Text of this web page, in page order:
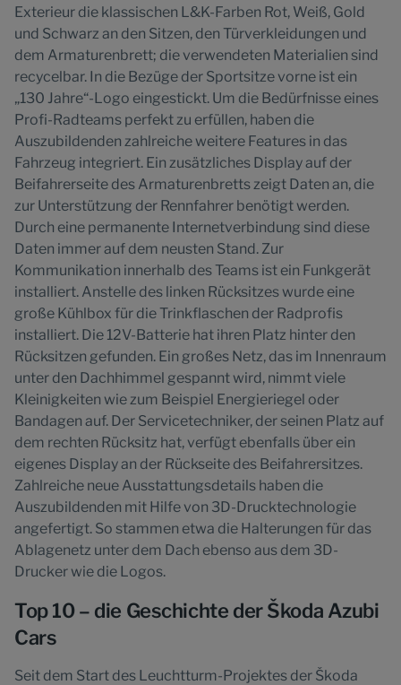
Exterieur die klassischen L&K-Farben Rot, Weiß, Gold
und Schwarz an den Sitzen, den Türverkleidungen und
dem Armaturenbrett; die verwendeten Materialien sind
recycelbar. In die Bezüge der Sportsitze vorne ist ein
„130 Jahre“-Logo eingestickt. Um die Bedürfnisse eines
Profi-Radteams perfekt zu erfüllen, haben die
Auszubildenden zahlreiche weitere Features in das
Fahrzeug integriert. Ein zusätzliches Display auf der
Beifahrerseite des Armaturenbretts zeigt Daten an, die
zur Unterstützung der Rennfahrer benötigt werden.
Durch eine permanente Internetverbindung sind diese
Daten immer auf dem neusten Stand. Zur
Kommunikation innerhalb des Teams ist ein Funkgerät
installiert. Anstelle des linken Rücksitzes wurde eine
große Kühlbox für die Trinkflaschen der Radprofis
installiert. Die 12V-Batterie hat ihren Platz hinter den
Rücksitzen gefunden. Ein großes Netz, das im Innenraum
unter den Dachhimmel gespannt wird, nimmt viele
Kleinigkeiten wie zum Beispiel Energieriegel oder
Bandagen auf. Der Servicetechniker, der seinen Platz auf
dem rechten Rücksitz hat, verfügt ebenfalls über ein
eigenes Display an der Rückseite des Beifahrersitzes.
Zahlreiche neue Ausstattungsdetails haben die
Auszubildenden mit Hilfe von 3D-Drucktechnologie
angefertigt. So stammen etwa die Halterungen für das
Ablagenetz unter dem Dach ebenso aus dem 3D-
Drucker wie die Logos.
Top 10 – die Geschichte der Škoda Azubi
Cars
Seit dem Start des Leuchtturm-Projektes der Škoda